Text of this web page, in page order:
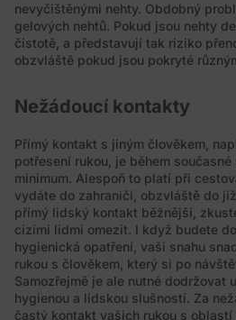
nevyčištěnými nehty. Obdobný
gelových nehtů. Pokud jsou nehty
čistotě, a představují tak riziko
obzvláště pokud jsou pokryté
Nežádoucí kontakty
Přímý kontakt s jiným člověkem,
potřesení rukou, je během
minimum. Alespoň to platí při
vydáte do zahraničí, obzvláště do
přímý lidský kontakt běžnější,
cizími lidmi omezit. I když budete
hygienická opatření, vaši snahu
rukou s člověkem, který si po
Samozřejmě je ale nutné dodržovat
hygienou a lidskou slušností. Za
častý kontakt vašich rukou s